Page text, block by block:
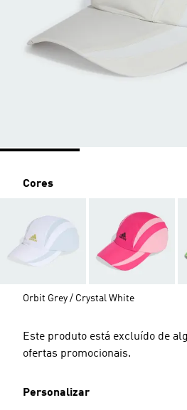
Cores
Orbit Grey / Crystal White
Este produto está excluído de
ofertas promocionais.
Personalizar